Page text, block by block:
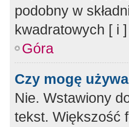
podobny w
kwadratowych [ i
Góra
Czy mogę
Nie. Wstawiony
tekst. Większość